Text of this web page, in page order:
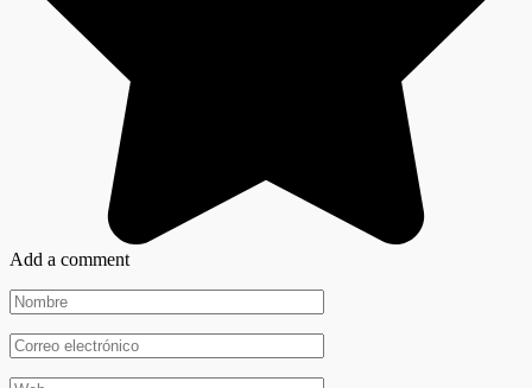
Add a comment
Nombre
*
Correo
electrónico